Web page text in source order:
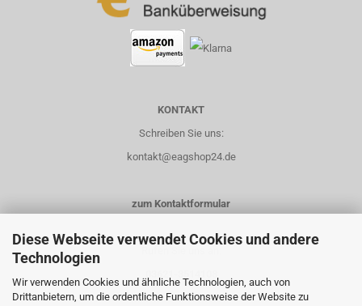
Diese Webseite verwendet Cookies und andere
Technologien
Wir verwenden Cookies und ähnliche Technologien, auch von
Drittanbietern, um die ordentliche Funktionsweise der Website zu
KONTAKT
Schreiben Sie uns:
kontakt@eagshop24.de
zum Kontaktformular
0151-14435658